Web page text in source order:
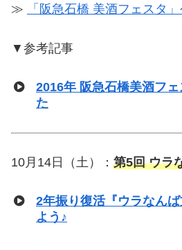
≫ 「阪急石橋 美酒フェスタ
▼参考記事
2016年 阪急石橋美酒フ
た
10月14日（土）： 第5回 ウラ
2年振り復活『ウラなん
よう♪